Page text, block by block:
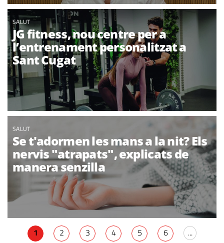
SALUT
JG fitness, nou centre per a
l’entrenament personalitzat a
Sant Cugat
SALUT
Se t'adormen les mans a la nit? Els
nervis "atrapats", explicats de
manera senzilla
1 2 3 4 5 6 ...